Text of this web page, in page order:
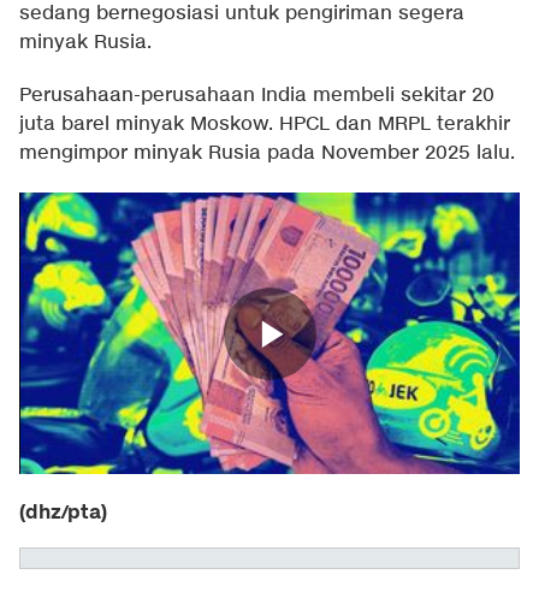
sedang bernegosiasi untuk pengiriman segera
minyak Rusia.
Perusahaan-perusahaan India membeli sekitar 20
juta barel minyak Moskow. HPCL dan MRPL terakhir
mengimpor minyak Rusia pada November 2025 lalu.
(dhz/pta)